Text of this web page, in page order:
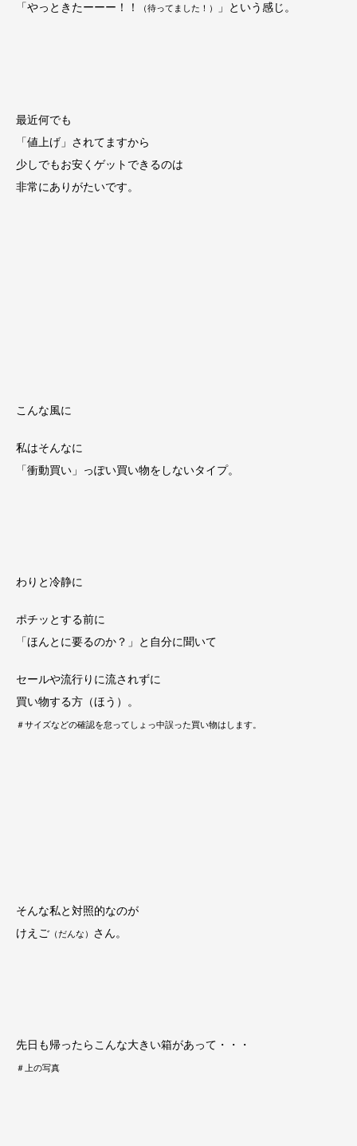
「やっときたーーー！！ （待ってました！） 」という感じ。
最近何でも
「値上げ」されてますから
少しでもお安くゲットできるのは
非常にありがたいです。
こんな風に
私はそんなに
「衝動買い」っぽい買い物をしないタイプ。
わりと冷静に
ポチッとする前に
「ほんとに要るのか？」と自分に聞いて
セールや流行りに流されずに
買い物する方（ほう）。
＃サイズなどの確認を怠ってしょっ中誤った買い物はします。
そんな私と対照的なのが
けえご （だんな） さん。
先日も帰ったらこんな大きい箱があって・・・
＃上の写真